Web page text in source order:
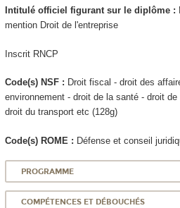
Intitulé officiel figurant sur le diplôme :
mention Droit de l'entreprise
Inscrit RNCP
Code(s) NSF : Droit fiscal - droit des
environnement - droit de la santé - droit
droit du transport etc (128g)
Code(s) ROME : Défense et conseil
PROGRAMME
COMPÉTENCES ET DÉBOUCHÉS